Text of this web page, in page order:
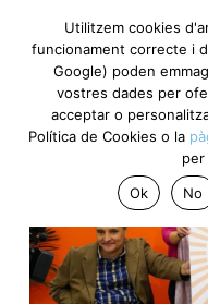
Utilitzem cookies
funcionament correcte i
Google) poden
vostres dades per
acceptar o
Política de Cookies o la
per
Ok
No